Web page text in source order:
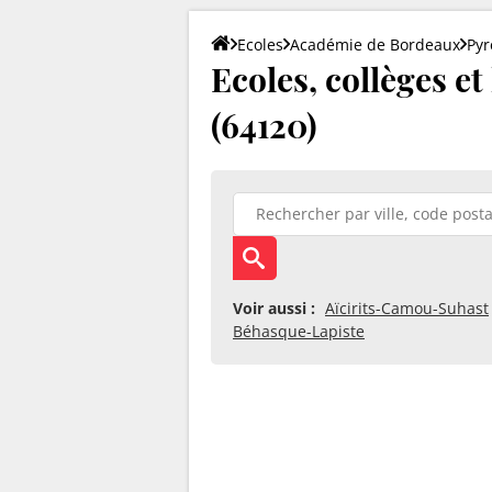
Ecoles Académie de Bordeaux
Ecoles, collèges
(64120)
Voir aussi : Aïcirits-Camou-Suhast
Béhasque-Lapiste